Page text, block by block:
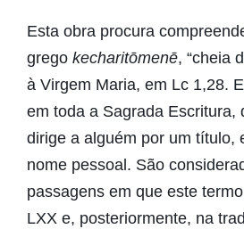
Esta obra procura
grego kecharitōmenē, “cheia
à Virgem Maria, em Lc 1,28.
em toda a Sagrada Escritura,
dirige a alguém por um título,
nome pessoal. São
passagens em que este
LXX e, posteriormente, na